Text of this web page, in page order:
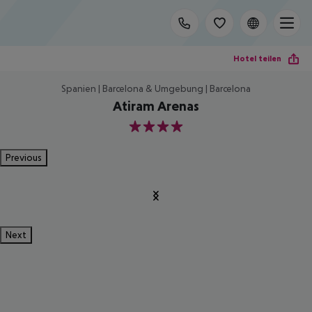
Hotel teilen
Spanien | Barcelona & Umgebung | Barcelona
Atiram Arenas
4
Previous
Next